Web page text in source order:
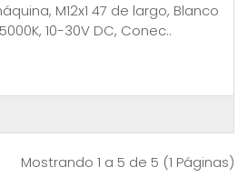
M12x1 47 de largo, Blanco
10-30V DC, Conec..
Mostrando 1 a 5 de 5 (1 Páginas)